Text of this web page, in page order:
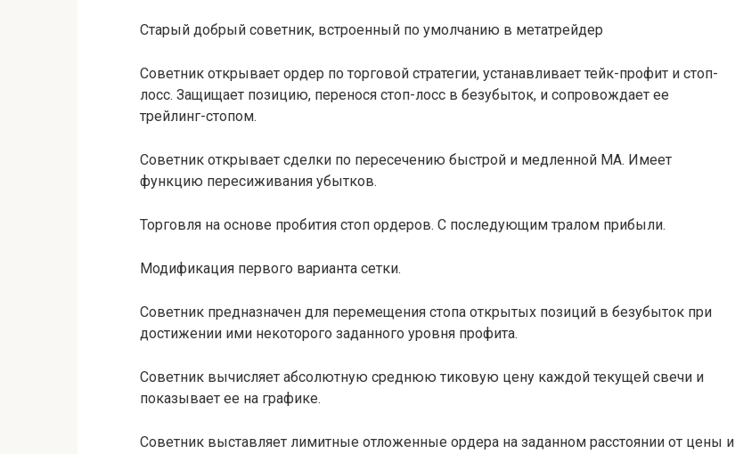
Старый добрый советник, встроенный по умолчанию в метатрейдер
Советник открывает ордер по торговой стратегии, устанавливает тейк-профит и стоп-
лосс. Защищает позицию, перенося стоп-лосс в безубыток, и сопровождает ее
трейлинг-стопом.
Советник открывает сделки по пересечению быстрой и медленной МА. Имеет
функцию пересиживания убытков.
Торговля на основе пробития стоп ордеров. С последующим тралом прибыли.
Модификация первого варианта сетки.
Советник предназначен для перемещения стопа открытых позиций в безубыток при
достижении ими некоторого заданного уровня профита.
Советник вычисляет абсолютную среднюю тиковую цену каждой текущей свечи и
показывает ее на графике.
Советник выставляет лимитные отложенные ордера на заданном расстоянии от цены и